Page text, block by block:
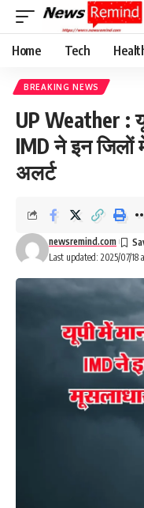
Home Tech
BREAKING NEWS
UP Weather :
IMD ने इन जिलों
अलर्ट
Last updated: 2025/07/18
newsremind.com